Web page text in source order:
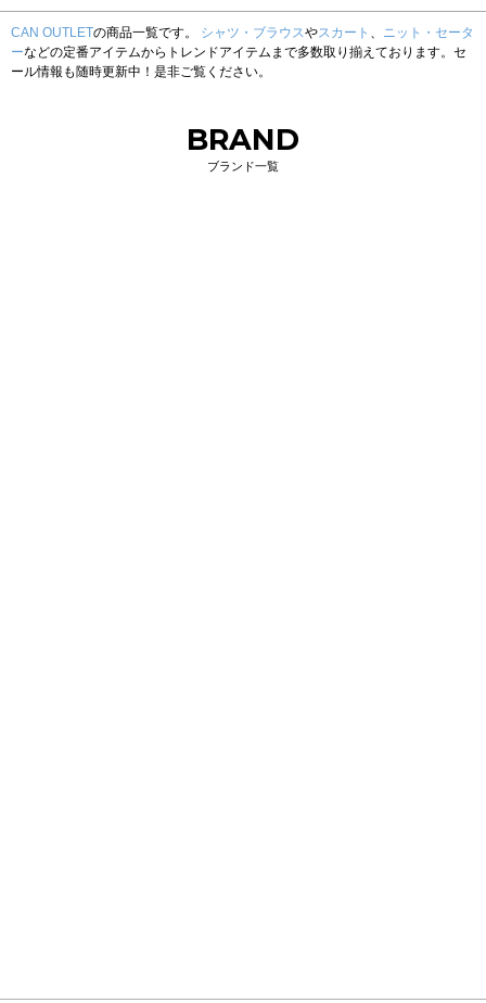
CAN OUTLETの商品一覧です。 シャツ・ブラウスやスカート 、 ニット・セータ
ーなどの定番アイテムからトレンドアイテムまで多数取り揃えております。セ
ール情報も随時更新中！是非ご覧ください。
BRAND
ブランド一覧